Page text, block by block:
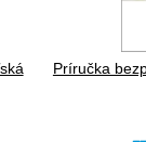
Príručka